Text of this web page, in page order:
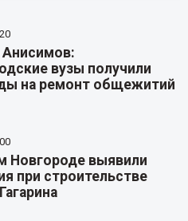
вузы получили
на ремонт общежитий
Новгороде выявили
при строительстве